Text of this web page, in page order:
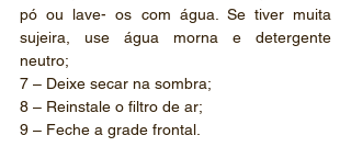
pó ou lave- os com água. Se tiver muita
sujeira, use água morna e detergente
neutro;
7 – Deixe secar na sombra;
8 – Reinstale o filtro de ar;
9 – Feche a grade frontal.